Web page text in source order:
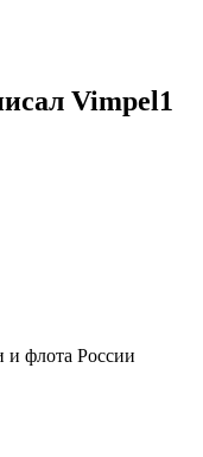
Vimpel1
и флота России